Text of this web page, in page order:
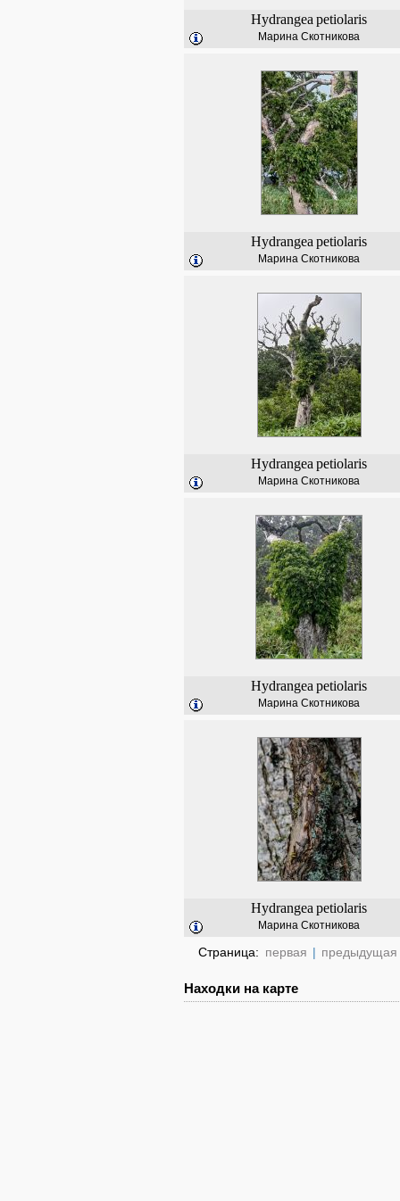
Hydrangea petiolaris
Марина Скотникова
Hydrangea petiolaris
Марина Скотникова
Hydrangea petiolaris
Марина Скотникова
Hydrangea petiolaris
Марина Скотникова
Hydrangea petiolaris
Марина Скотникова
Страница: первая | предыдущая
Находки на карте